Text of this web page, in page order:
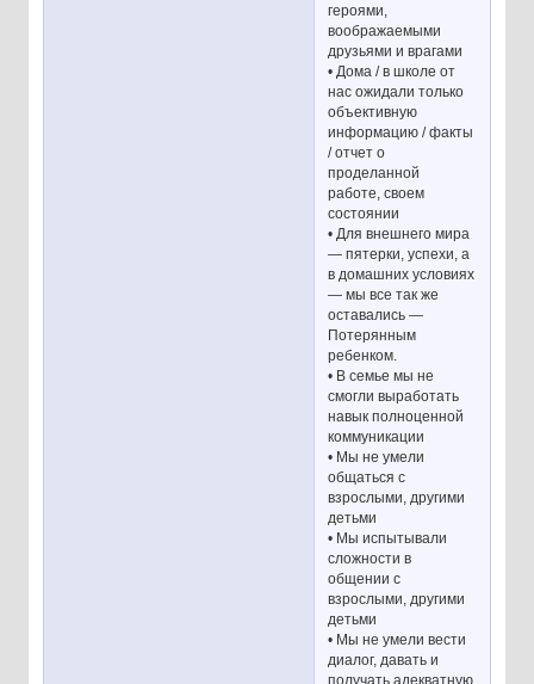
героями,
воображаемыми
друзьями и врагами
• Дома / в школе от
нас ожидали только
объективную
информацию / факты
/ отчет о
проделанной
работе, своем
состоянии
• Для внешнего мира
— пятерки, успехи, а
в домашних условиях
— мы все так же
оставались —
Потерянным
ребенком.
• В семье мы не
смогли выработать
навык полноценной
коммуникации
• Мы не умели
общаться с
взрослыми, другими
детьми
• Мы испытывали
сложности в
общении с
взрослыми, другими
детьми
• Мы не умели вести
диалог, давать и
получать адекватную